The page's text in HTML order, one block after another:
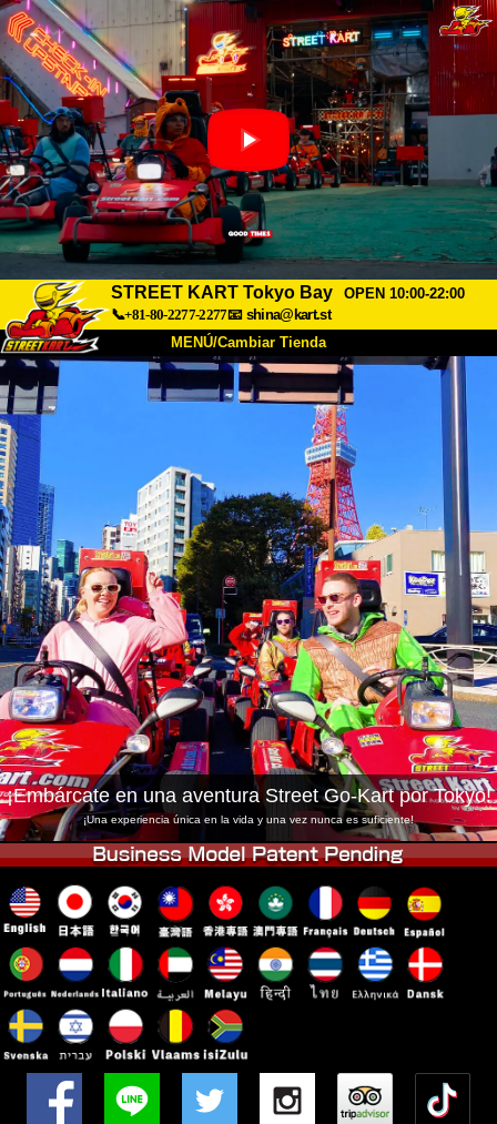
STREET KART Tokyo Bay
OPEN 10:00-22:00
📞+81-80-2277-2277📧 shina@kart.st
MENÚ/Cambiar Tienda
INICIO
Preguntas Frecuentes
Empresa Reservas
Cambiar Tienda
Tokyo Shinagawa Tokyo Akihabara#1
Tokyo Akihabara#2 Tokyo Shibuya
Tokyo Shibuya Annex Tokyo Bay
Tokyo Asakusa Osaka
Okinawa
¡Embárcate en una aventura Street Go-Kart por Tokyo!
¡Una experiencia única en la vida y una vez nunca es suficiente!